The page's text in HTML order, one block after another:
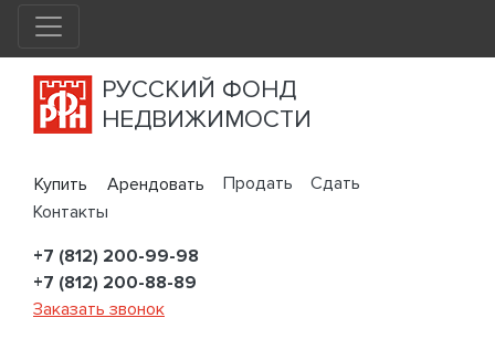
РУССКИЙ ФОНД
НЕДВИЖИМОСТИ
Купить Арендовать Продать
Сдать
Контакты
+7 (812) 200-99-98
+7 (812) 200-88-89
Заказать звонок